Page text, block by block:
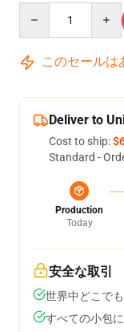
このセールは
Deliver to
Cost to ship:
Standard -
Production
Today
安全な取引
世界中どこで
すべての小包